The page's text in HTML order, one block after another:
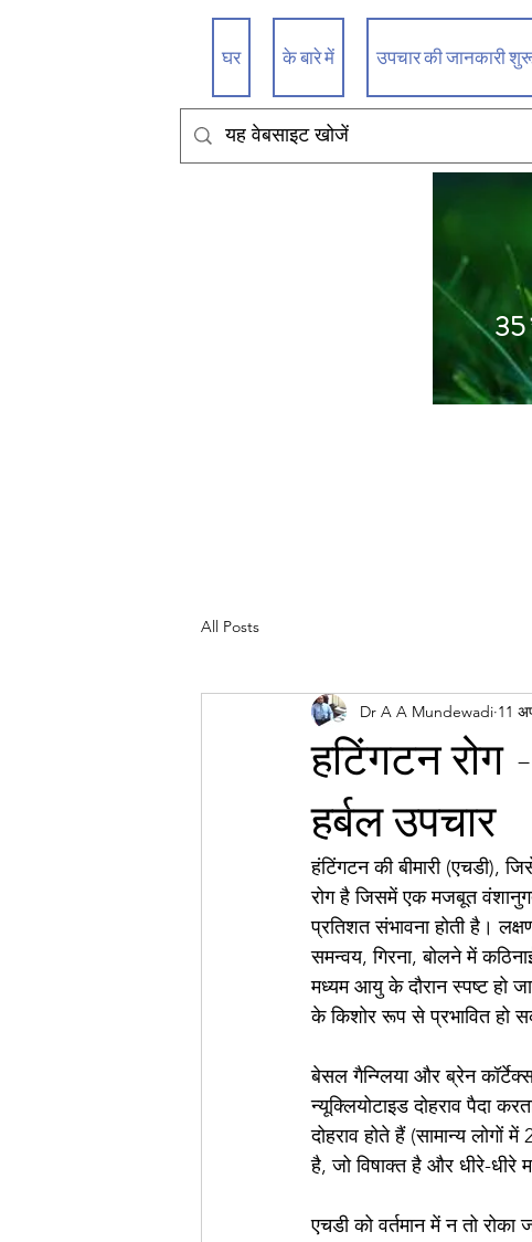
घर के बारे में उपचार की जानकारी
35
All Posts
हटिंगटन
हर्बल उपचार
Dr A A Mundewadi 11
हंटिंगटन की बीमारी (एचडी),
रोग है जिसमें एक मजबूत
प्रतिशत संभावना होती है।
समन्वय, गिरना, बोलने में
मध्यम आयु के दौरान स्पष्ट हो
के किशोर रूप से प्रभावित हो
बेसल गैन्ग्लिया और ब्रेन
न्यूक्लियोटाइड दोहराव पैदा
दोहराव होते हैं (सामान्य
है, जो विषाक्त है और धीरे-
एचडी को वर्तमान में न तो